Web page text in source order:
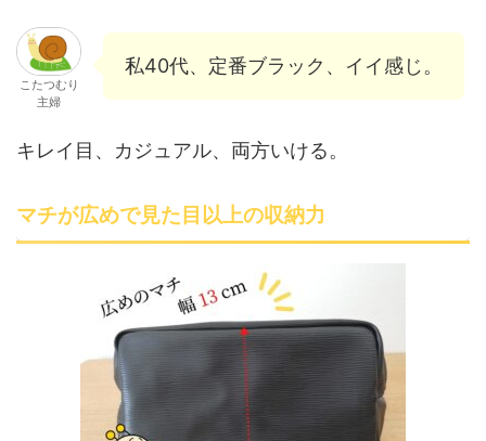
こたつむり
主婦
私40代、定番ブラック、イイ感じ。
キレイ目、カジュアル、両方いける。
マチが広めで見た目以上の収納力